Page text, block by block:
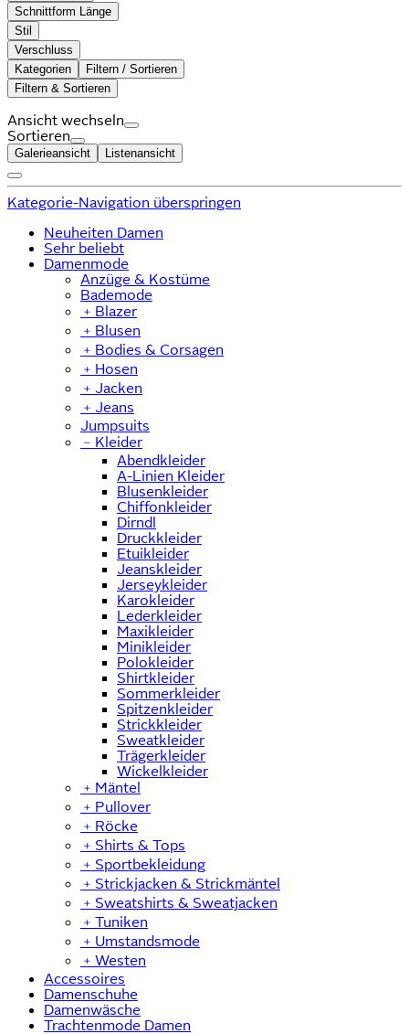
Schnittform Länge
Stil
Verschluss
Kategorien
Filtern / Sortieren
Filtern & Sortieren
Ansicht wechseln
Sortieren
Galerieansicht Listenansicht
Kategorie-Navigation überspringen
Neuheiten Damen
Sehr beliebt
Damenmode
Anzüge & Kostüme
Bademode
﹢ Blazer
﹢ Blusen
﹢ Bodies & Corsagen
﹢ Hosen
﹢ Jacken
﹢ Jeans
Jumpsuits
﹣ Kleider
Abendkleider
A-Linien Kleider
Blusenkleider
Chiffonkleider
Dirndl
Druckkleider
Etuikleider
Jeanskleider
Jerseykleider
Karokleider
Lederkleider
Maxikleider
Minikleider
Polokleider
Shirtkleider
Sommerkleider
Spitzenkleider
Strickkleider
Sweatkleider
Trägerkleider
Wickelkleider
﹢ Mäntel
﹢ Pullover
﹢ Röcke
﹢ Shirts & Tops
﹢ Sportbekleidung
﹢ Strickjacken & Strickmäntel
﹢ Sweatshirts & Sweatjacken
﹢ Tuniken
﹢ Umstandsmode
﹢ Westen
Accessoires
Damenschuhe
Damenwäsche
Trachtenmode Damen